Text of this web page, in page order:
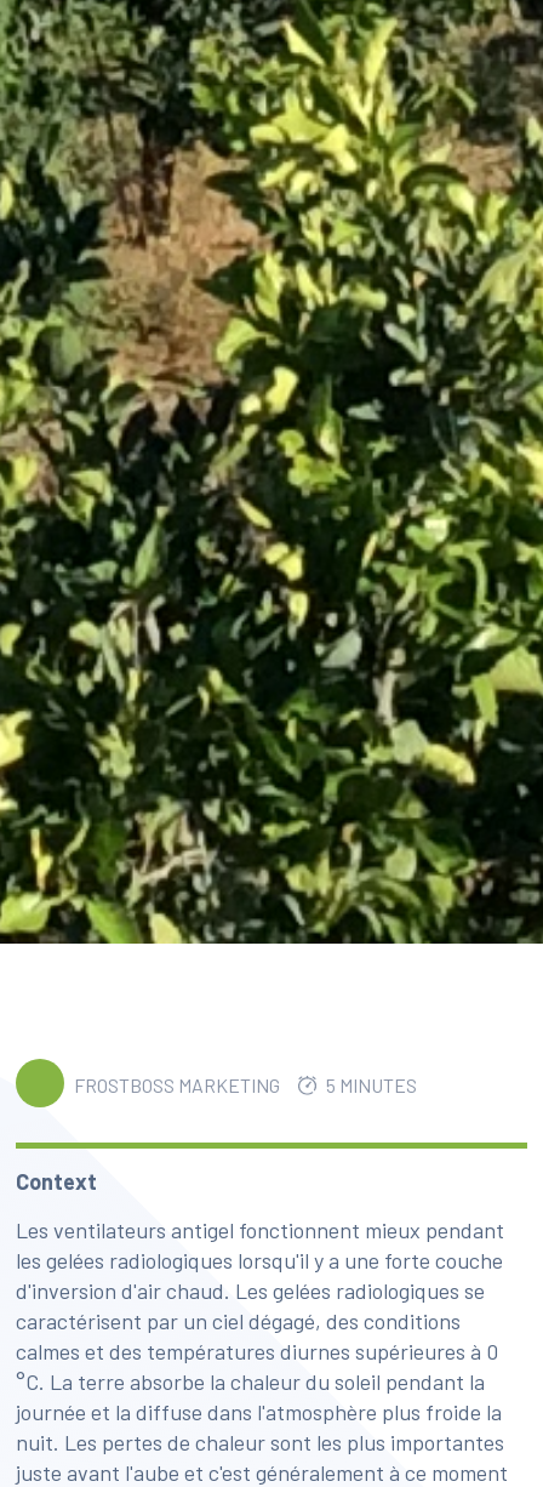
FROSTBOSS MARKETING 5 MINUTES
Context
Les ventilateurs antigel fonctionnent mieux pendant
les gelées radiologiques lorsqu'il y a une forte couche
d'inversion d'air chaud. Les gelées radiologiques se
caractérisent par un ciel dégagé, des conditions
calmes et des températures diurnes supérieures à 0
°C. La terre absorbe la chaleur du soleil pendant la
journée et la diffuse dans l'atmosphère plus froide la
nuit. Les pertes de chaleur sont les plus importantes
juste avant l'aube et c'est généralement à ce moment